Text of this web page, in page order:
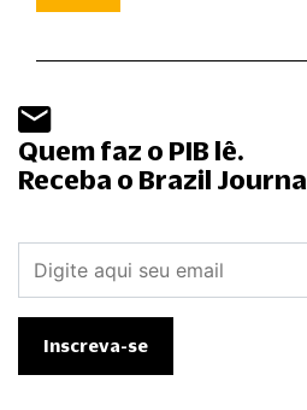
Quem faz o PIB lê.
Receba o Brazil